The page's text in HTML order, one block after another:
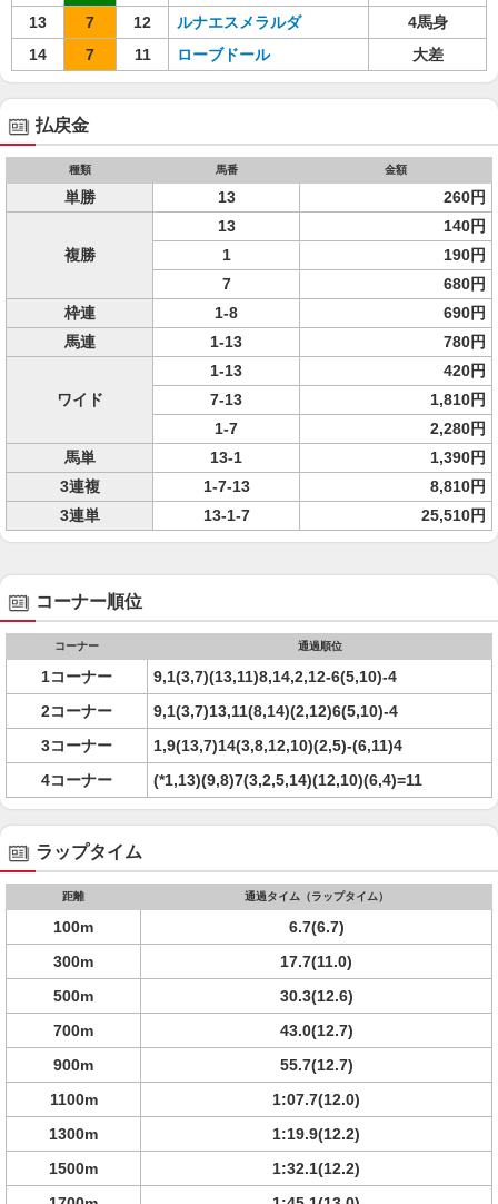
13
7 12 ルナエスメラルダ
4馬身
14
7 11 ローブドール 大差
払戻金
種類 馬番 金額
単勝 13 260円
複勝
13
140円
1
190円
7
680円
枠連
1-8
690円
馬連
1-13 780円
ワイド
1-13
420円
7-13
1,810円
1-7
2,280円
馬単
13-1
1,390円
3連複
1-7-13
8,810円
3連単
13-1-7 25,510円
コーナー順位
コーナー 通過順位
1コーナー
9,1(3,7)(13,11)8,14,2,12-6(5,10)-4
2コーナー
9,1(3,7)13,11(8,14)(2,12)6(5,10)-4
3コーナー
1,9(13,7)14(3,8,12,10)(2,5)-(6,11)4
4コーナー
(*1,13)(9,8)7(3,2,5,14)(12,10)(6,4)=11
ラップタイム
距離 通過タイム（ラップタイム）
100m
6.7(6.7)
300m
17.7(11.0)
500m
30.3(12.6)
700m
43.0(12.7)
900m
55.7(12.7)
1100m
1:07.7(12.0)
1300m
1:19.9(12.2)
1500m
1:32.1(12.2)